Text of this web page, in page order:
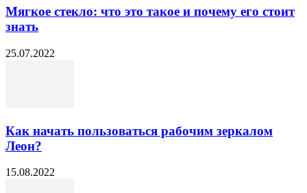
Мягкое стекло: что это такое и почему его стоит
знать
25.07.2022
Как начать пользоваться рабочим зеркалом
Леон?
15.08.2022